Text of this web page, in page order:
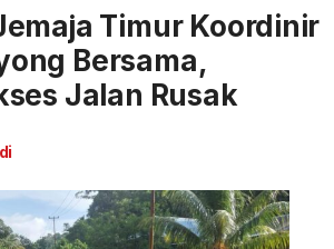
Timur Koordinir
Bersama,
Jalan Rusak